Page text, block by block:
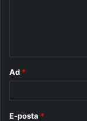
Ad *
E-posta *